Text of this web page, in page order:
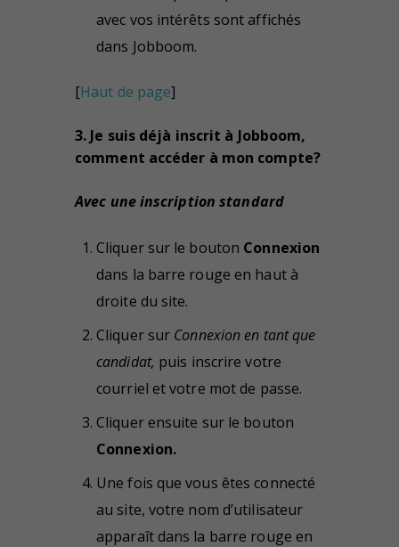
avec vos intérêts sont affichés
dans Jobboom.
[Haut de page]
3. Je suis déjà inscrit à Jobboom,
comment accéder à mon compte?
Avec une inscription standard
Cliquer sur le bouton Connexion
dans la barre rouge en haut à
droite du site.
Cliquer sur Connexion en tant que
candidat, puis inscrire votre
courriel et votre mot de passe.
Cliquer ensuite sur le bouton
Connexion.
Une fois que vous êtes connecté
au site, votre nom d’utilisateur
apparaît dans la barre rouge en